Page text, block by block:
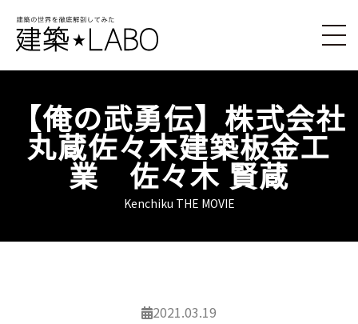
【俺の武勇伝】株式会社
丸蔵佐々木建築板金工
業 佐々木 賢蔵
Kenchiku THE MOVIE
2021.03.19